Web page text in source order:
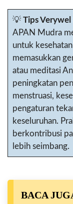
💡 Tips Verywel
APAN Mudra
untuk
memasukkan
atau meditasi
peningkatan
menstruasi,
pengaturan
keseluruhan.
berkontribusi
lebih seimbang.
BACA